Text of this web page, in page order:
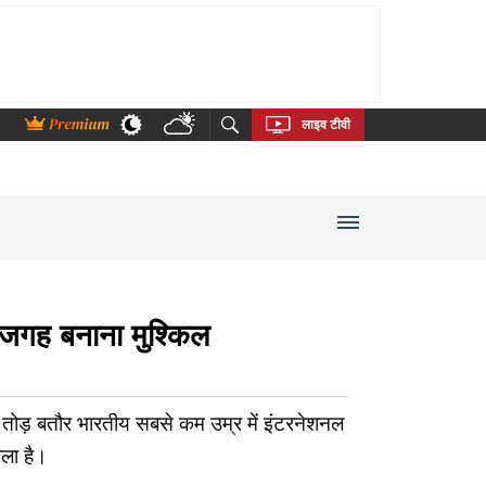
Bengali Telugu Tamil Kannada Malayalam
लाइव टीवी
बनाना मुश्किल
तोड़ बतौर भारतीय सबसे कम उम्र में इंटरनेशनल
है।